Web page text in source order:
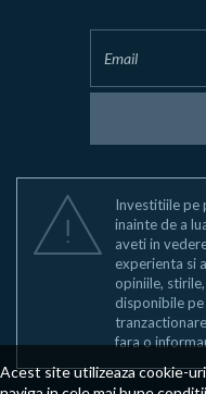
Investitiile pe
inainte de a
aveti in
experienta si
opiniile,
disponibile
fara o
Acest site utilizeaza cookie-